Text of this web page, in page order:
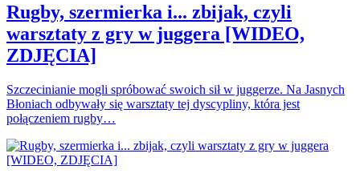
Rugby, szermierka i... zbijak, czyli
warsztaty z gry w juggera [WIDEO,
ZDJĘCIA]
Szczecinianie mogli spróbować swoich sił w juggerze. Na Jasnych
Błoniach odbywały się warsztaty tej dyscypliny, która jest
połączeniem rugby…